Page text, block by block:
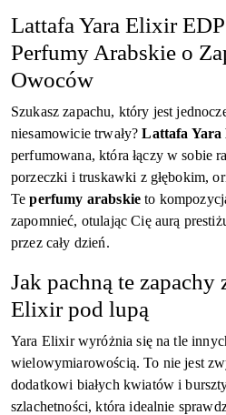
Lattafa Yara Elixir
Perfumy Arabskie o
Owoców
Szukasz zapachu, który jest
niesamowicie trwały?Lattafa
perfumowana, która łączy w sobie
porzeczki i truskawki z głębokim,
Teperfumy arabskie to
zapomnieć, otulając Cię aurą
przez cały dzień.
Jak pachną te zapachy
Elixir pod lupą
Yara Elixir wyróżnia się na tle
wielowymiarowością. To nie jest
dodatkowi białych kwiatów i
szlachetności, która idealnie